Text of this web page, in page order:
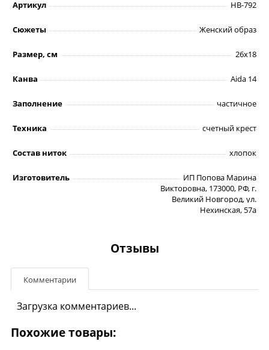
Артикул НВ-792
Сюжеты Женский образ
Размер, см 26х18
Канва Aida 14
Заполнение частичное
Техника счетный крест
Состав ниток хлопок
Изготовитель
ИП Попова Марина
Викторовна, 173000, РФ, г.
Великий Новгород, ул.
Нехинская, 57а
Отзывы
Комментарии
Загрузка комментариев...
Похожие товары: